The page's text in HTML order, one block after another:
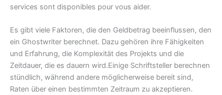
services sont disponibles pour vous aider.
Es gibt viele Faktoren, die den Geldbetrag beeinflussen, den
ein Ghostwriter berechnet. Dazu gehören ihre Fähigkeiten
und Erfahrung, die Komplexität des Projekts und die
Zeitdauer, die es dauern wird.Einige Schriftsteller berechnen
stündlich, während andere möglicherweise bereit sind,
Raten über einen bestimmten Zeitraum zu akzeptieren.